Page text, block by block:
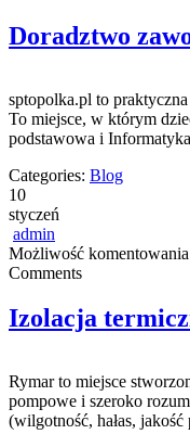
Doradztwo
sptopolka.pl to
To miejsce, w którym
podstawowa i
Categories: Blog
10
styczeń
admin
Możliwość komentowania
Comments
Izolacja
Rymar to miejsce
pompowe i szeroko
(wilgotność, hałas,